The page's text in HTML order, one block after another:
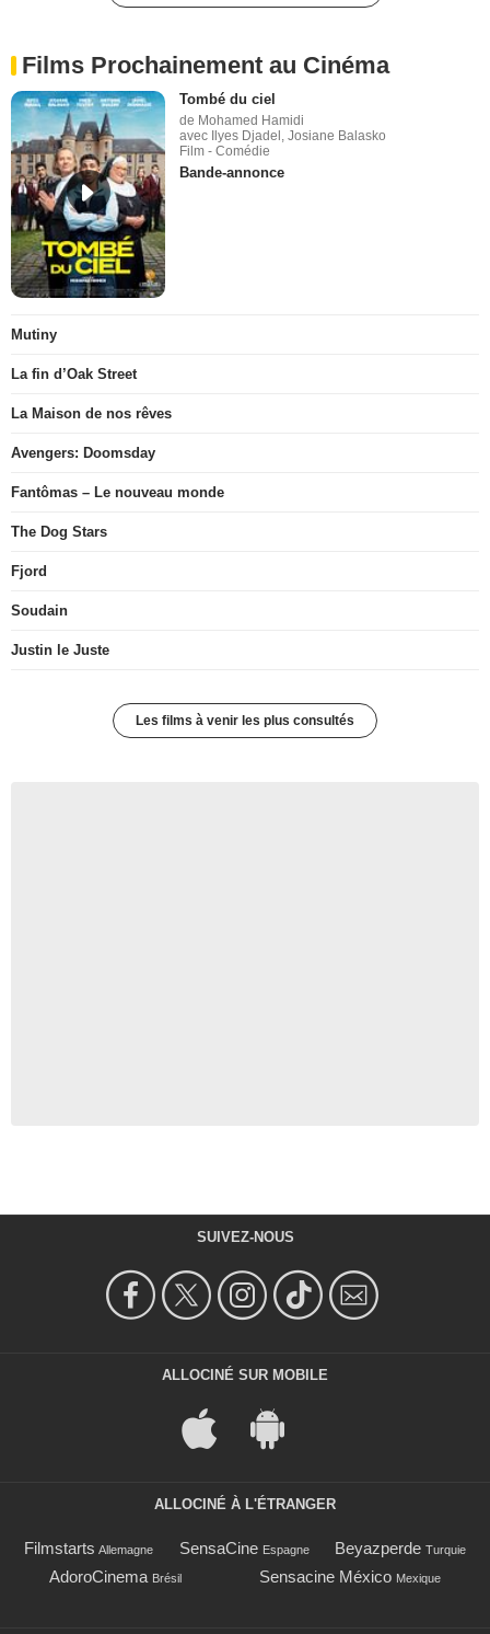
Films Prochainement au Cinéma
Tombé du ciel
de Mohamed Hamidi
avec Ilyes Djadel, Josiane Balasko
Film - Comédie
Bande-annonce
Mutiny
La fin d’Oak Street
La Maison de nos rêves
Avengers: Doomsday
Fantômas – Le nouveau monde
The Dog Stars
Fjord
Soudain
Justin le Juste
Les films à venir les plus consultés
SUIVEZ-NOUS
ALLOCINÉ SUR MOBILE
ALLOCINÉ À L'ÉTRANGER
Filmstarts Allemagne SensaCine Espagne Beyazperde Turquie
AdoroCinema Brésil Sensacine México Mexique